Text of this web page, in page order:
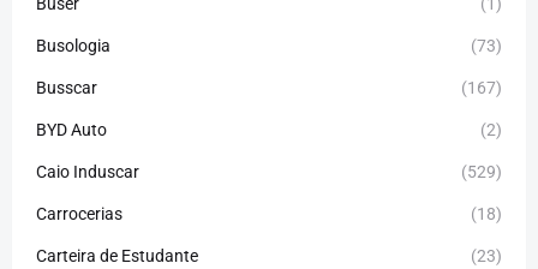
Busologia (73)
Busscar (167)
BYD Auto (2)
Caio Induscar (529)
Carrocerias (18)
Carteira de Estudante (23)